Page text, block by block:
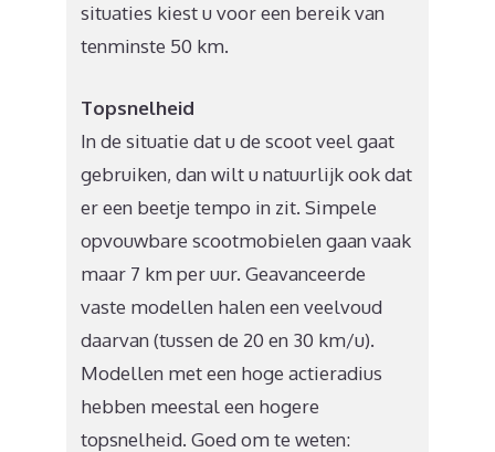
situaties kiest u voor een bereik van
tenminste 50 km.
Topsnelheid
In de situatie dat u de scoot veel gaat
gebruiken, dan wilt u natuurlijk ook dat
er een beetje tempo in zit. Simpele
opvouwbare scootmobielen gaan vaak
maar 7 km per uur. Geavanceerde
vaste modellen halen een veelvoud
daarvan (tussen de 20 en 30 km/u).
Modellen met een hoge actieradius
hebben meestal een hogere
topsnelheid. Goed om te weten: